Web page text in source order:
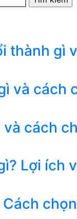
thành gì
và cách
cách
Lợi ích